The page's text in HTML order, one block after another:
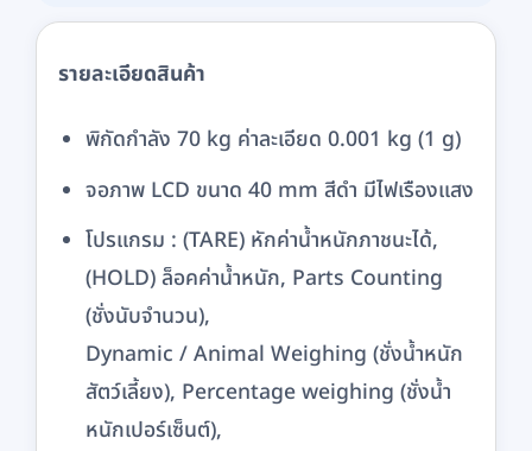
kg)
รายละเอียดสินค้า
พิกัดกำลัง 70 kg ค่าละเอียด 0.001 kg (1 g)
จอภาพ LCD ขนาด 40 mm สีดำ มีไฟเรืองแสง
โปรแกรม : (TARE) หักค่าน้ำหนักภาชนะได้,
(HOLD) ล็อคค่าน้ำหนัก, Parts Counting
(ชั่งนับจำนวน),
Dynamic / Animal Weighing (ชั่งน้ำหนัก
สัตว์เลี้ยง), Percentage weighing (ชั่งน้ำ
หนักเปอร์เซ็นต์),